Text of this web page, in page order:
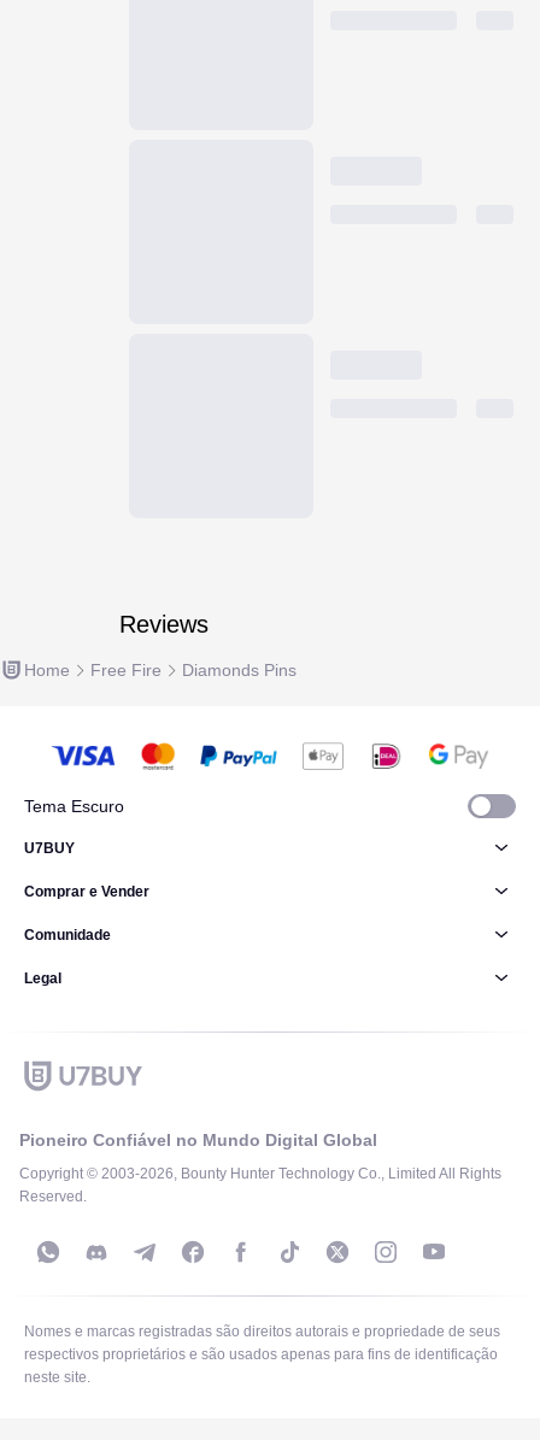
Reviews
Home Free Fire Diamonds Pins
Tema Escuro
Pioneiro Confiável no Mundo Digital Global
Copyright © 2003-2026, Bounty Hunter Technology Co., Limited All Rights
Reserved.
U7BUY
Comprar e Vender
Comunidade
Legal
Nomes e marcas registradas são direitos autorais e propriedade de seus
respectivos proprietários e são usados apenas para fins de identificação
neste site.